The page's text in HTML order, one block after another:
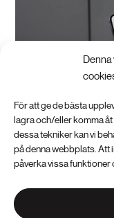
För att ge de bästa
lagra och/eller komma
dessa tekniker kan vi
på denna webbplats. Att
påverka vissa funktioner
10. 03. 2026| Tips &
Tips! Så väljer du